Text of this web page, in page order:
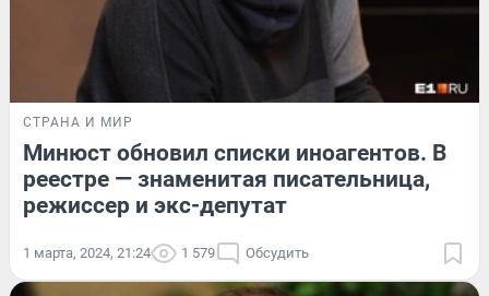
СТРАНА И МИР
Минюст обновил списки иноагентов. В
реестре — знаменитая писательница,
режиссер и экс-депутат
1 марта, 2024, 21:24 1 579 Обсудить